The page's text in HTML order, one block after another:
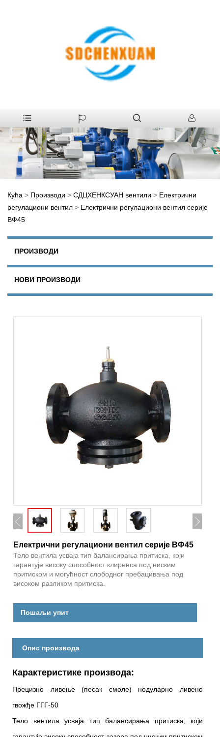
Кућа > Производи > СДЦХЕНКСУАН вентили > Електрични
регулациони вентил > Електрични регулациони вентил серије
ВФ45
ПРОИЗВОДИ
НОВИ ПРОИЗВОДИ
Електрични регулациони вентил серије ВФ45
Тело вентила усваја тип балансирања притиска, који
гарантује високу способност клиренса под ниским
притиском и могућност слободног пребацивања под
високом разликом притиска.​
Пошаљи упит
Опис производа
Карактеристике производа:
Прецизно ливење (песак смоле) нодуларно ливено
гвожђе ГГГ-50
Тело вентила усваја тип балансирања притиска, који